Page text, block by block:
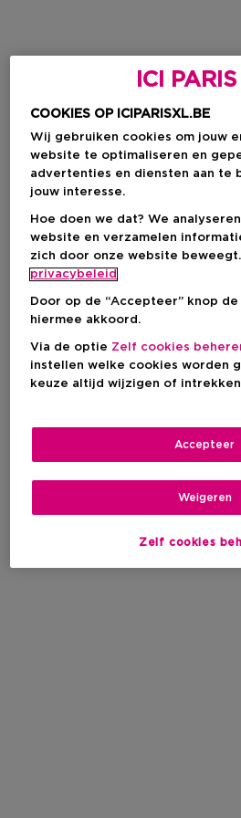
ICI
COOKIES OP ICIPARISXL.BE
Wij gebruiken cookies om jouw
website te optimaliseren en
advertenties en diensten aan te
jouw interesse.
Hoe doen we dat? We
website en verzamelen
zich door onze website beweegt.
privacybeleid
Door op de “Accepteer” knop
hiermee akkoord.
Via de optie Zelf cookies
instellen welke cookies worden
keuze altijd wijzigen of
Zelf cookies
Weigeren
Accepteer